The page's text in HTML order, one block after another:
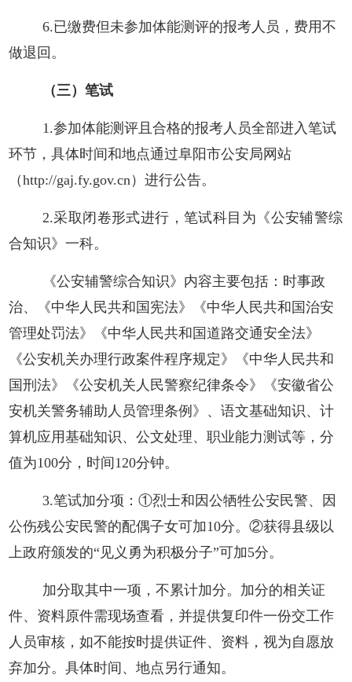
6.已缴费但未参加体能测评的报考人员，费用不
做退回。
（三）笔试
1.参加体能测评且合格的报考人员全部进入笔试
环节，具体时间和地点通过阜阳市公安局网站
（http://gaj.fy.gov.cn）进行公告。
2.采取闭卷形式进行，笔试科目为《公安辅警综
合知识》一科。
《公安辅警综合知识》内容主要包括：时事政
治、《中华人民共和国宪法》《中华人民共和国治安
管理处罚法》《中华人民共和国道路交通安全法》
《公安机关办理行政案件程序规定》《中华人民共和
国刑法》《公安机关人民警察纪律条令》
《安徽省公
安机关警务辅助人员管理条例》、语文基础知识、计
算机应用基础知识、公文处理、职业能力测试等，分
值为100分，时间120分钟。
3.笔试加分项： ①烈士和因公牺牲公安民警、因
公伤残公安民警的配偶子女可加10分。②获得县级以
上政府颁发的“见义勇为积极分子”可加5分。
加分取其中一项，不累计加分。加分的相关证
件、资料原件需现场查看，并提供复印件一份交工作
人员审核，如不能按时提供证件、资料，视为自愿放
弃加分。具体时间、地点另行通知。